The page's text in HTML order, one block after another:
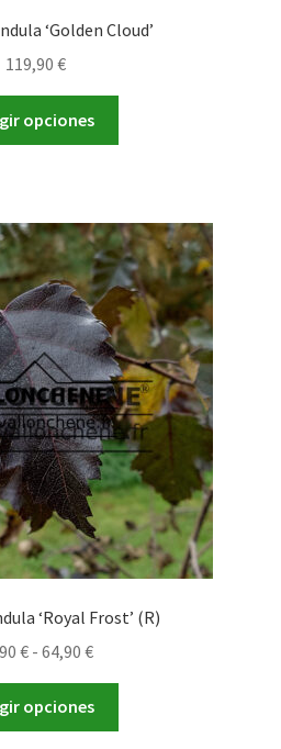
‘Golden Cloud’
119,90 €
opciones
Las
opciones
se
pueden
elegir
en
la
página
de
producto
‘Royal Frost’ (R)
€ - 64,90 €Rango
precios:
desde
opciones